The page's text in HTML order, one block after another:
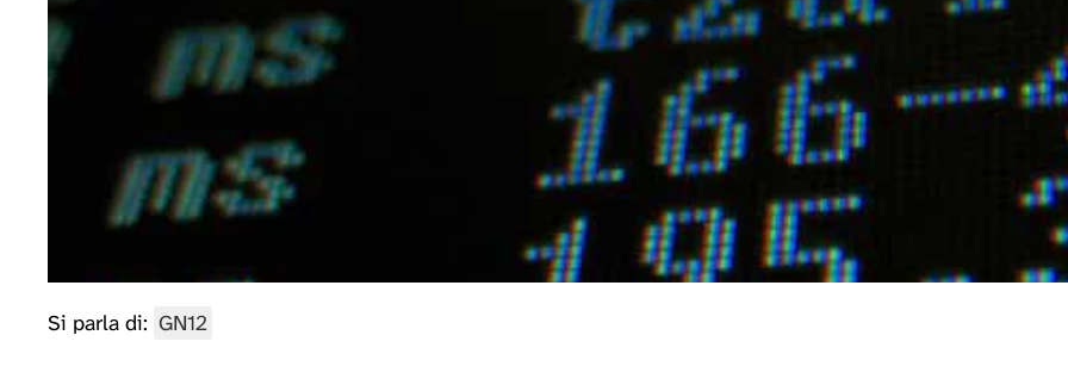
Si parla di: GN12